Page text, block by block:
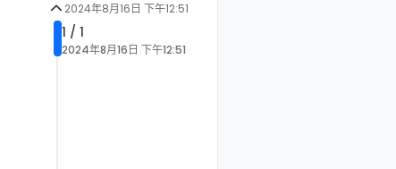
2024年8月16日 下午12:51
1 / 1
2024年8月16日 下午12:51